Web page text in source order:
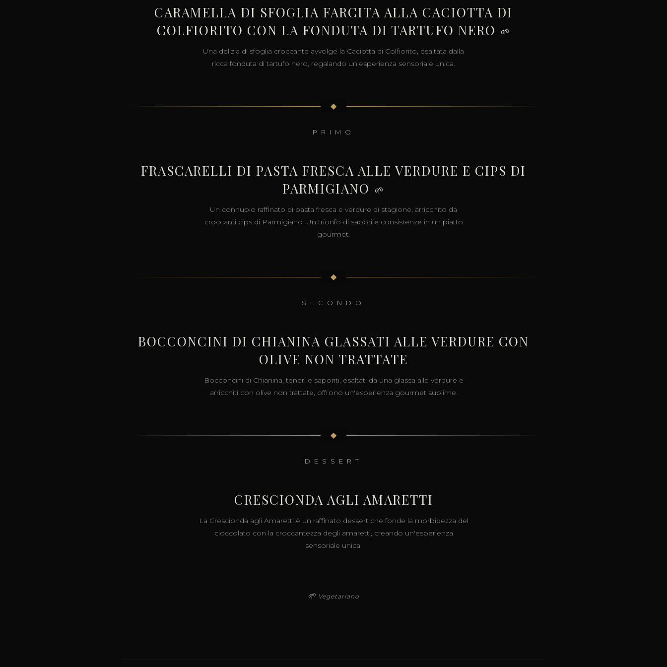
CARAMELLA DI SFOGLIA FARCITA ALLA CACIOTTA DI
COLFIORITO CON LA FONDUTA DI TARTUFO NERO 🌱
Una delizia di sfoglia croccante avvolge la Caciotta di Colfiorito, esaltata dalla
ricca fonduta di tartufo nero, regalando un'esperienza sensoriale unica.
◆
PRIMO
FRASCARELLI DI PASTA FRESCA ALLE VERDURE E CIPS DI
PARMIGIANO 🌱
Un connubio raffinato di pasta fresca e verdure di stagione, arricchito da
croccanti cips di Parmigiano. Un trionfo di sapori e consistenze in un piatto
gourmet.
◆
SECONDO
BOCCONCINI DI CHIANINA GLASSATI ALLE VERDURE CON
OLIVE NON TRATTATE
Bocconcini di Chianina, teneri e saporiti, esaltati da una glassa alle verdure e
arricchiti con olive non trattate, offrono un'esperienza gourmet sublime.
◆
DESSERT
CRESCIONDA AGLI AMARETTI
La Crescionda agli Amaretti è un raffinato dessert che fonde la morbidezza del
cioccolato con la croccantezza degli amaretti, creando un'esperienza
sensoriale unica.
🌱 Vegetariano